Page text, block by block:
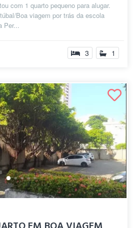
com 1 quarto pequeno para alugar.
Boa viagem por trás da escola
Per...
3 1